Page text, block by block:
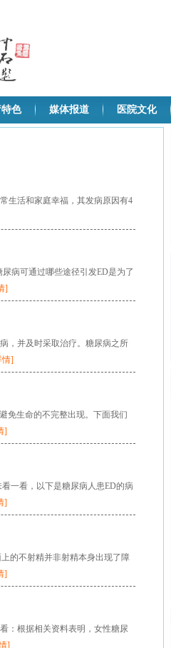
特色 媒体报道 医院文化
生活和家庭幸福，其发病原因有4
病可通过哪些途径引发ED是为了
]
，并及时采取治疗。糖尿病之所
情]
免生命的不完整出现。下面我们
]
一看，以下是糖尿病人患ED的病
]
的不射精并非射精本身出现了障
]
：根据相关资料表明，女性糖尿
]